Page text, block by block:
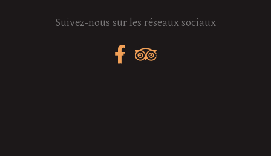
Suivez-nous sur les réseaux sociaux